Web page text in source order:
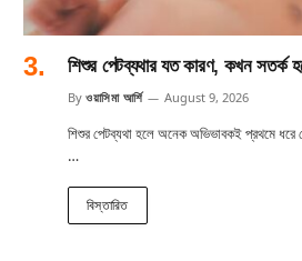
শিশুর পেটব্যথার যত কারণ, কখন সতর্ক
By ওয়াসিমা আর্শি August 9, 2026
শিশুর পেটব্যথা হলে অনেক অভিভাবকই প্রথমে ধরে
…
বিস্তারিত